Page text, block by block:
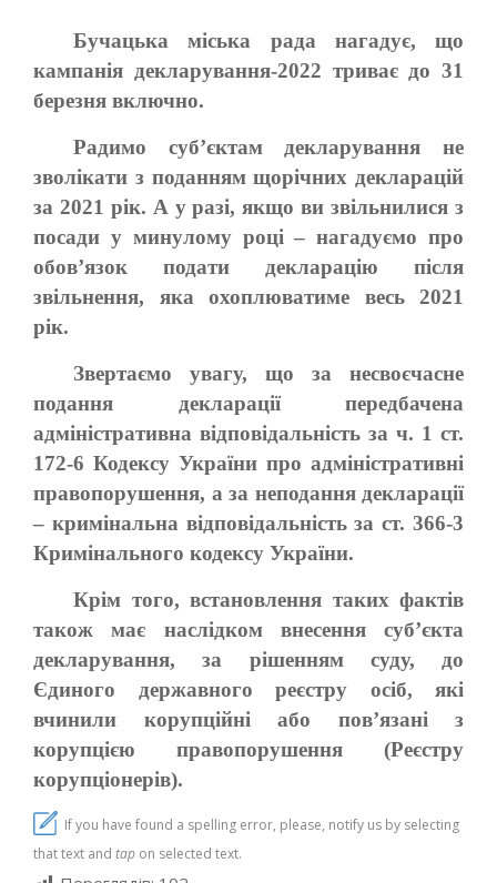
Бучацька міська рада нагадує, що
кампанія декларування-2022 триває до 31
березня включно.
Радимо суб’єктам декларування не
зволікати з поданням щорічних декларацій
за 2021 рік. А у разі, якщо ви звільнилися з
посади у минулому році – нагадуємо про
обов’язок подати декларацію після
звільнення, яка охоплюватиме весь 2021
рік.
Звертаємо увагу, що за несвоєчасне
подання декларації передбачена
адміністративна відповідальність за ч. 1 ст.
172-6 Кодексу України про адміністративні
правопорушення, а за неподання декларації
– кримінальна відповідальність за ст. 366-3
Кримінального кодексу України.
Крім того, встановлення таких фактів
також має наслідком внесення суб’єкта
декларування, за рішенням суду, до
Єдиного державного реєстру осіб, які
вчинили корупційні або пов’язані з
корупцією правопорушення (Реєстру
корупціонерів).
If you have found a spelling error, please, notify us by selecting
that text and tap on selected text.